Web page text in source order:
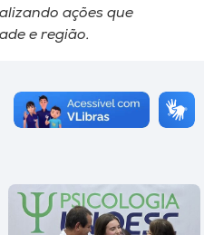
ações que
e região.